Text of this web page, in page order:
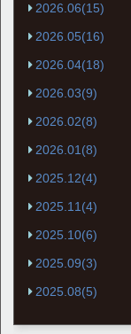
2026.06(15)
2026.05(16)
2026.04(18)
2026.03(9)
2026.02(8)
2026.01(8)
2025.12(4)
2025.11(4)
2025.10(6)
2025.09(3)
2025.08(5)